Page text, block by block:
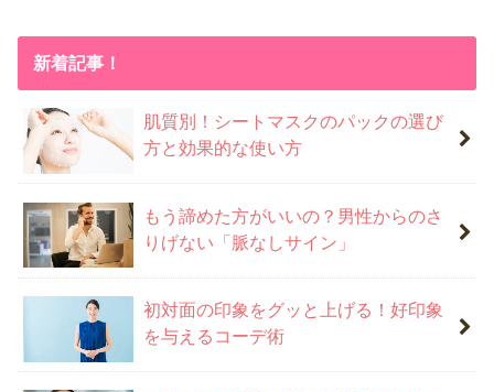
新着記事！
肌質別！シートマスクのパックの選び
方と効果的な使い方
もう諦めた方がいいの？男性からのさ
りげない「脈なしサイン」
初対面の印象をグッと上げる！好印象
を与えるコーデ術